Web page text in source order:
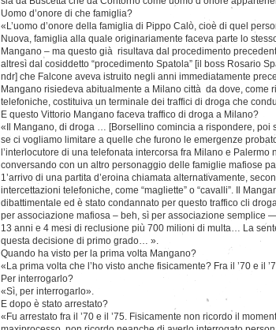
Uomo d’onore di che famiglia?
«L’uomo d’onore della famiglia di Pippo Calò, cioè di quel
Nuova, famiglia alla quale originariamente faceva parte lo
Mangano – ma questo già risultava dal procedimento
altresì dal cosiddetto “procedimento Spatola” [il boss Rosario
ndr] che Falcone aveva istruito negli anni immediatamente
Mangano risiedeva abitualmente a Milano città da dove, come
telefoniche, costituiva un terminale dei traffici di droga che
E questo Vittorio Mangano faceva traffico di droga a Milano?
«Il Mangano, di droga … [Borsellino comincia a rispondere, poi
se ci vogliamo limitare a quelle che furono le emergenze
l’interlocutore di una telefonata intercorsa fra Milano e Palermo
conversando con un altro personaggio delle famiglie mafiose
1’arrivo di una partita d’eroina chiamata alternativamente,
intercettazioni telefoniche, come “magliette” o “cavalli”. Il
dibattimentale ed è stato condannato per questo traffico cli
per associazione mafiosa – beh, sì per associazione semplice
13 anni e 4 mesi di reclusione più 700 milioni di multa… La
questa decisione di primo grado… ».
Quando ha visto per la prima volta Mangano?
«La prima volta che l’ho visto anche fisicamente? Fra il ’70 e il
Per interrogarlo?
«Sì, per interrogarlo».
E dopo è stato arrestato?
«Fu arrestato fra il ’70 e il ’75. Fisicamente non ricordo il